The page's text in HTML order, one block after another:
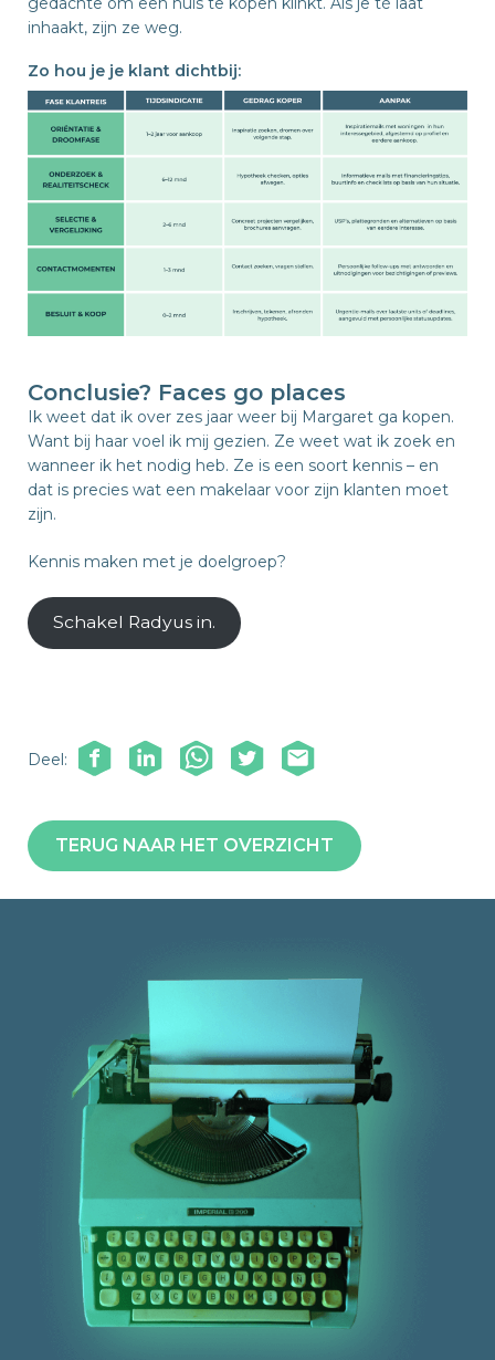
inhaakt, zijn ze weg.
Zo hou je je klant dichtbij:
Conclusie? Faces go places
Ik weet dat ik over zes jaar weer bij Margaret ga kopen.
Want bij haar voel ik mij gezien. Ze weet wat ik zoek en
wanneer ik het nodig heb. Ze is een soort kennis – en
dat is precies wat een makelaar voor zijn klanten moet
zijn.
Kennis maken met je doelgroep?
Schakel Radyus in.
Deel:
TERUG NAAR HET OVERZICHT